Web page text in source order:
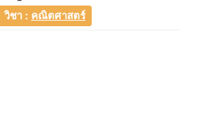
วิชา : คณิตศาสตร์